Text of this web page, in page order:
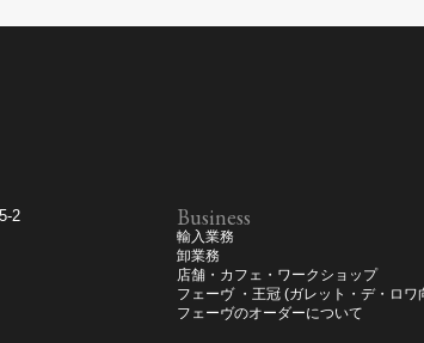
2 Business
輸入業務
卸業務
店舗・カフェ・ワークショップ
フェーヴ ・王冠 (ガレット・デ・ロワ
フェーヴのオーダーについて